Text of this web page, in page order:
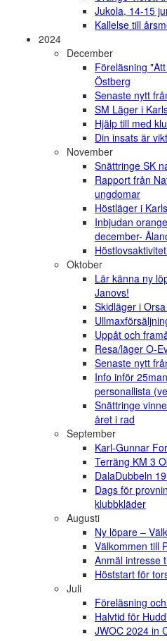
Jukola, 14-15
Kallelse till
2024
December
Föreläsning
Östberg
Senaste nytt
SM Läger i
Hjälp till med
Din insats är
November
Snättringe SK
Rapport från
ungdomar
Höstläger i
Inbjudan
december-
Oktober
Lär känna ny
Janovs!
Skidläger i
Uppåt och
Resa/läger O-
Senaste nytt
Info inför
personallista
Snättringe
året i rad
September
Karl-Gunnar
Terräng KM 3
DalaDubbeln
Dags för
klubbkläder
Augusti
Ny löpare –
Välkommen till
Anmäl intresse
Höststart för
Juli
Föreläsning
Halvtid för
JWOC 2024 in